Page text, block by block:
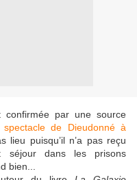
confirmée par une source
spectacle de Dieudonné à
lieu puisqu’il n’a pas reçu
séjour dans les prisons
bien...